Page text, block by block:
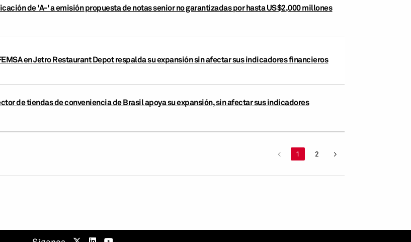
de 'A-' a emisión propuesta de notas senior no garantizadas por hasta US$2,000 millones
en Jetro Restaurant Depot respalda su expansión sin afectar sus indicadores financieros
de tiendas de conveniencia de Brasil apoya su expansión, sin afectar sus indicadores
< 1 2 >